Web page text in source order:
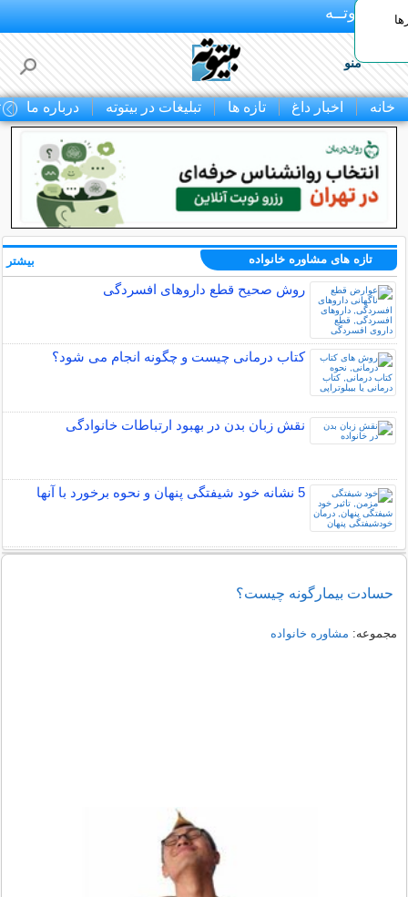
بـیتوتــه
منو
خانه اخبار داغ تازه ها تبلیغات در بیتوته درباره ما
تازه های مشاوره خانواده
روش صحیح قطع داروهای افسردگی
کتاب درمانی چیست و چگونه انجام می شود؟
نقش زبان بدن در بهبود ارتباطات خانوادگی
5 نشانه خود شیفتگی پنهان و نحوه برخورد با آنها
بیشتر
حسادت بیمارگونه چیست؟
مجموعه: مشاوره خانواده